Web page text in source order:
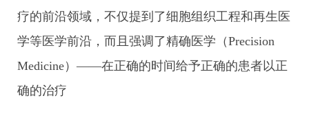
疗的前沿领域，不仅提到了细胞组织工程和再生医
学等医学前沿，而且强调了精确医学（Precision
Medicine）——在正确的时间给予正确的患者以正
确的治疗